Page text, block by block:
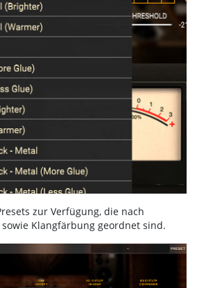
zur Verfügung, die nach
Klangfärbung geordnet sind.